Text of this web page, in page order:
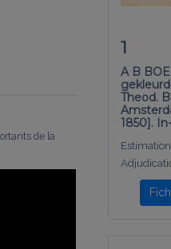
de la
1
A B
Theod.
1850].